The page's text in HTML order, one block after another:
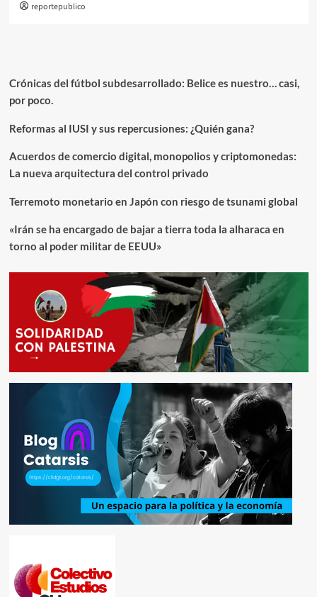
reportepublico
Crónicas del fútbol subdesarrollado: Belice es nuestro… casi,
por poco.
Reformas al IUSI y sus repercusiones: ¿Quién gana?
Acuerdos de comercio digital, monopolios y criptomonedas:
La nueva arquitectura del control privado
Terremoto monetario en Japón con riesgo de tsunami global
«Irán se ha encargado de bajar a tierra toda la alharaca en
torno al poder militar de EEUU»